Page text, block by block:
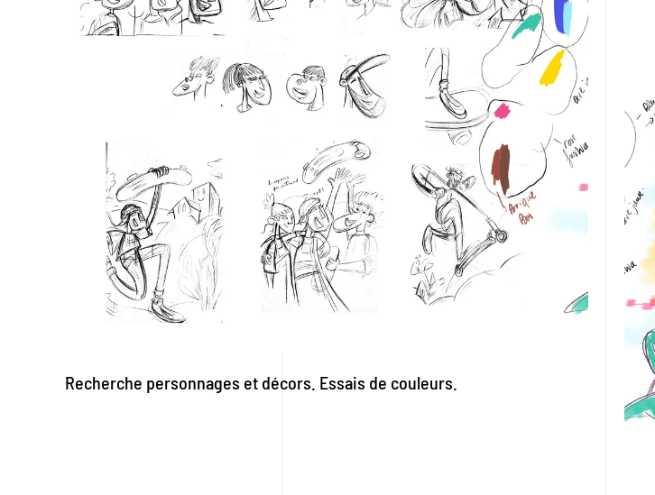
Recherche personnages et décors. Essais de couleurs.